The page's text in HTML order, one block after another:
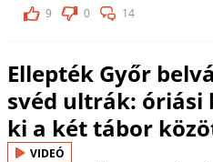
9
0 14
Ellepték Győr
svéd ultrák: óriási
ki a két tábor
VIDEÓ